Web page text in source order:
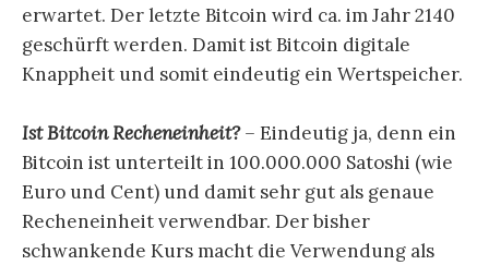
erwartet. Der letzte Bitcoin wird ca. im Jahr 2140
geschürft werden. Damit ist Bitcoin digitale
Knappheit und somit eindeutig ein Wertspeicher.
Ist Bitcoin Recheneinheit?– Eindeutig ja, denn ein
Bitcoin ist unterteilt in 100.000.000 Satoshi (wie
Euro und Cent) und damit sehr gut als genaue
Recheneinheit verwendbar. Der bisher
schwankende Kurs macht die Verwendung als